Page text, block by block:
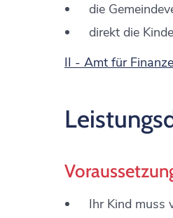
die
direkt die
II - Amt für
Ihr Kind muss